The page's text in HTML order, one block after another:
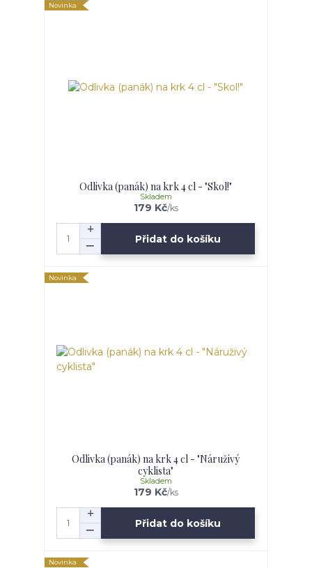
Novinka
Odlivka (panák) na krk 4 cl - "Skol!"
179 Kč/ks
Skladem
Přidat do košíku
Novinka
Odlivka (panák) na krk 4 cl - "Náruživý
cyklista"
179 Kč/ks
Skladem
Přidat do košíku
Novinka